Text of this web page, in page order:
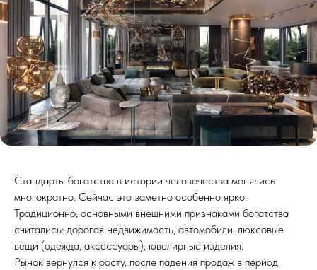
Стандарты богатства в истории человечества менялись
многократно. Сейчас это заметно особенно ярко.
Традиционно, основными внешними признаками богатства
считались: дорогая недвижимость, автомобили, люксовые
вещи (одежда, аксессуары), ювелирные изделия.
Рынок вернулся к росту, после падения продаж в период